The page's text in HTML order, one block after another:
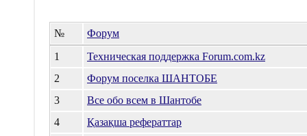
№
Форум
1
Техническая поддержка Forum.com.kz
2
Форум поселка ШАНТОБЕ
3
Все обо всем в Шантобе
4
Қазақша рефераттар